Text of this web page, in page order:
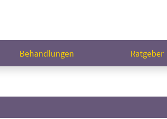
Behandlungen Ratgeber